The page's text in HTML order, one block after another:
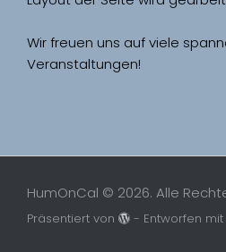
Wir freuen uns auf viele
Veranstaltungen!
HumOnCal © 2026. Alle
Präsentiert von - Entworfen